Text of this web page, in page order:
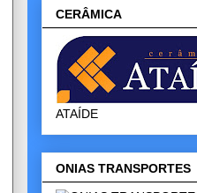
CERÂMICA
ATAÍDE
ONIAS TRANSPORTES